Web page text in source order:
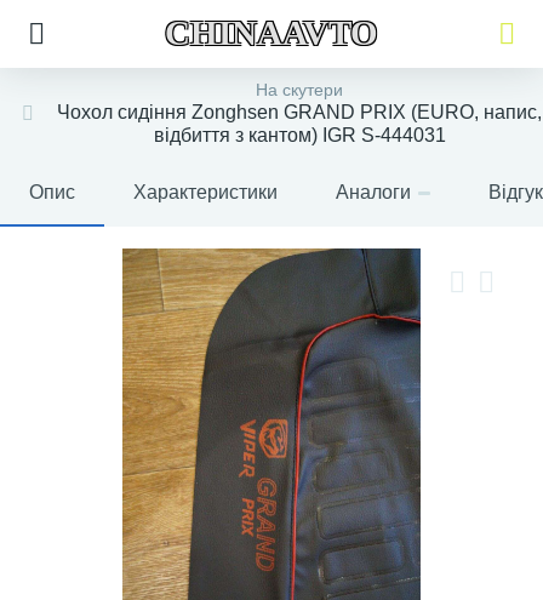
CHINAAVTO
На скутери
Чохол сидіння Zonghsen GRAND PRIX (EURO, напис,
відбиття з кантом) IGR S-444031
Опис Характеристики Аналоги